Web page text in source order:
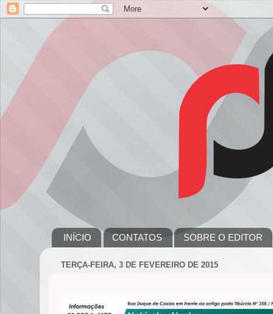
INÍCIO CONTATOS SOBRE O EDITOR
TERÇA-FEIRA, 3 DE FEVEREIRO DE 2015